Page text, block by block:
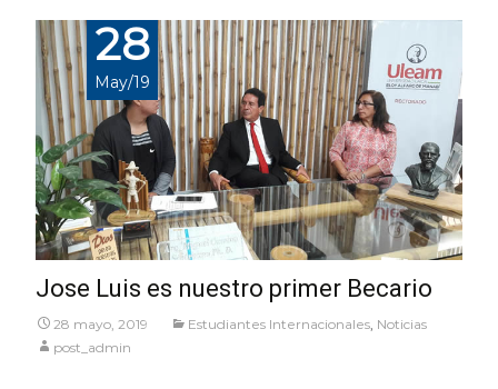
28
May/19
Jose Luis es nuestro primer Becario
28 mayo, 2019 Estudiantes Internacionales Noticias
post_admin